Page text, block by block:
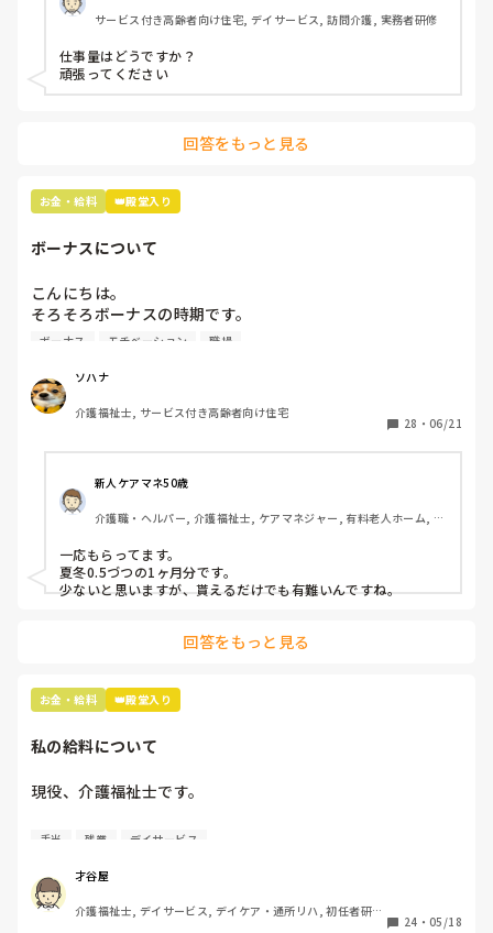
の夏のボーナスまでわかりません。
夏冬とでるそうです。
16年介護の仕事してきて、やっと20万超えたー！って喜ん
物価高だから、もうちょっと給料あげて欲しい気持ちはあり
ちなみに施設形態は看護小規模多機能型居宅介護です！
サービス付き高齢者向け住宅, デイサービス, 訪問介護, 実務者研修
仕事量はどうですか？
頑張ってください
回答をもっと見る
お金・給料 👑殿堂入り
ボーナスについて
こんにちは。
そろそろボーナスの時期です。
ボーナスが無い所で働いているのですが、みんなはどのくら
無いところは少ないのでしょうか？
ボーナス モチベーション 職場
ソハナ
介護福祉士, サービス付き高齢者向け住宅
28 ・ 06/21
新人ケアマネ50歳
介護職・ヘルパー, 介護福祉士, ケアマネジャー, 有料老人ホーム, 小
一応もらってます。
夏冬0.5づつの1ヶ月分です。
少ないと思いますが、貰えるだけでも有難いんですね。
回答をもっと見る
お金・給料 👑殿堂入り
私の給料について
現役、介護福祉士です。
男性、大卒、介護業界9年目です。
さて、本題です。
基本給は14万円、宿直手当てが3000円で
手当 残業 デイサービス
才谷屋
介護福祉士, デイサービス, デイケア・通所リハ, 初任者研
24 ・ 05/18